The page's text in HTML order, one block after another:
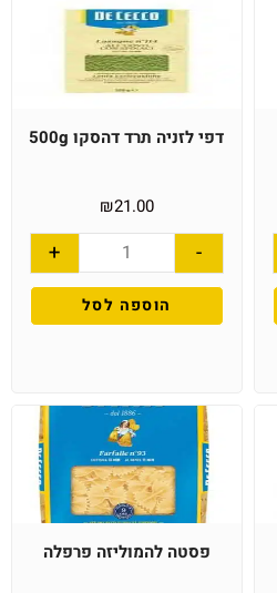
דפי לזניה תרד דהסקו 500g
₪21.00
-
+
הוספה לסל
פסטה להמוליזה פרפלה